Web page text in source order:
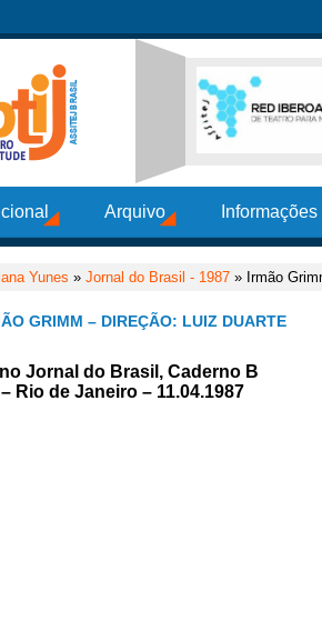
Arquivo
Yunes » Jornal do Brasil - 1987 » Irmão
GRIMM – DIREÇÃO: LUIZ DUARTE
Jornal do Brasil, Caderno B
Rio de Janeiro – 11.04.1987